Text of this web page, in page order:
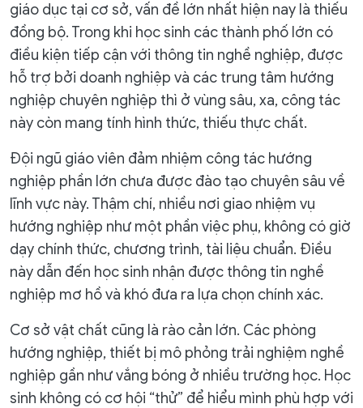
giáo dục tại cơ sở, vấn đề lớn nhất hiện nay là thiếu
đồng bộ. Trong khi học sinh các thành phố lớn có
điều kiện tiếp cận với thông tin nghề nghiệp, được
hỗ trợ bởi doanh nghiệp và các trung tâm hướng
nghiệp chuyên nghiệp thì ở vùng sâu, xa, công tác
này còn mang tính hình thức, thiếu thực chất.
Đội ngũ giáo viên đảm nhiệm công tác hướng
nghiệp phần lớn chưa được đào tạo chuyên sâu về
lĩnh vực này. Thậm chí, nhiều nơi giao nhiệm vụ
hướng nghiệp như một phần việc phụ, không có giờ
dạy chính thức, chương trình, tài liệu chuẩn. Điều
này dẫn đến học sinh nhận được thông tin nghề
nghiệp mơ hồ và khó đưa ra lựa chọn chính xác.
Cơ sở vật chất cũng là rào cản lớn. Các phòng
hướng nghiệp, thiết bị mô phỏng trải nghiệm nghề
nghiệp gần như vắng bóng ở nhiều trường học. Học
sinh không có cơ hội “thử” để hiểu mình phù hợp với